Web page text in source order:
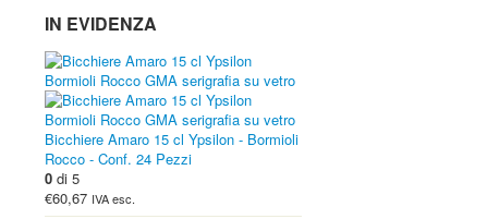
IN EVIDENZA
Bicchiere Amaro 15 cl Ypsilon - Bormioli
Rocco - Conf. 24 Pezzi
0 di 5
€60,67 IVA esc.